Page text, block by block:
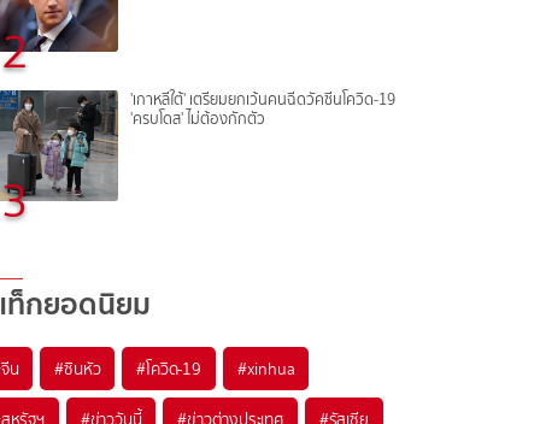
2
3
'เกาหลีใต้' เตรียมยกเว้นคนฉีดวัคซีนโควิด-19
'ครบโดส' ไม่ต้องกักตัว
ท็กยอดนิยม
จีน #ซินหัว #โควิด-19 #xinhua